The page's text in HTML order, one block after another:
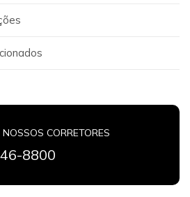
NOSSOS CORRETORES
8800